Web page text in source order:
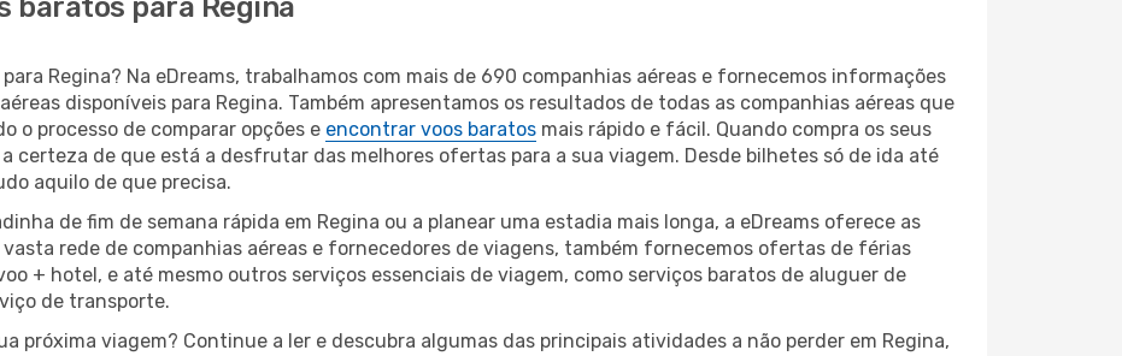
baratos para Regina
Regina? Na eDreams, trabalhamos com mais de 690 companhias aéreas e fornecemos informações
disponíveis para Regina. Também apresentamos os resultados de todas as companhias aéreas que
o processo de comparar opções e encontrar voos baratos mais rápido e fácil. Quando compra os seus
certeza de que está a desfrutar das melhores ofertas para a sua viagem. Desde bilhetes só de ida até
aquilo de que precisa.
de fim de semana rápida em Regina ou a planear uma estadia mais longa, a eDreams oferece as
vasta rede de companhias aéreas e fornecedores de viagens, também fornecemos ofertas de férias
+ hotel, e até mesmo outros serviços essenciais de viagem, como serviços baratos de aluguer de
de transporte.
próxima viagem? Continue a ler e descubra algumas das principais atividades a não perder em Regina,